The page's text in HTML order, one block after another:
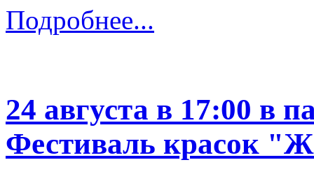
Подробнее...
24 августа в 17:00 в
Фестиваль красок